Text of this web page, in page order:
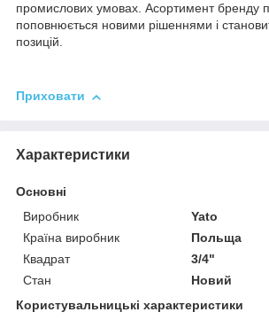
промислових умовах. Асортимент бренду
поповнюється новими рішеннями і
позицій.
Приховати
Характеристики
Основні
Виробник
Yato
Країна виробник
Польща
Квадрат
3/4"
Стан
Новий
Користувальницькі характеристики